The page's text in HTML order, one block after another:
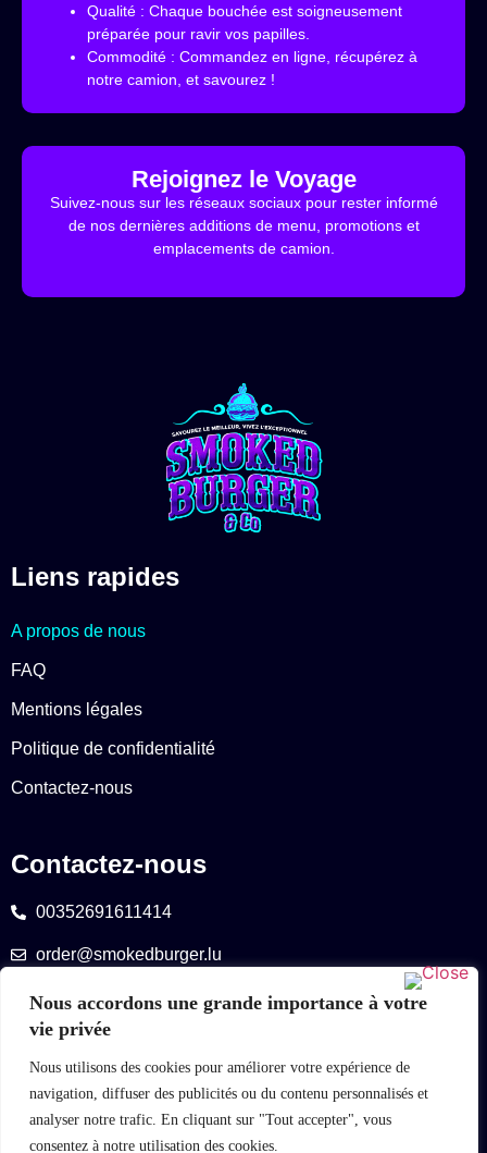
Nous accordons une grande importance à votre
vie privée
Nous utilisons des cookies pour améliorer votre expérience de
navigation, diffuser des publicités ou du contenu personnalisés et
analyser notre trafic. En cliquant sur "Tout accepter", vous
consentez à notre utilisation des cookies.
Qualité : Chaque bouchée est soigneusement
préparée pour ravir vos papilles.
Commodité : Commandez en ligne, récupérez à
notre camion, et savourez !
Rejoignez le Voyage
Suivez-nous sur les réseaux sociaux pour rester informé
de nos dernières additions de menu, promotions et
emplacements de camion.
Liens rapides
A propos de nous
FAQ
Mentions légales
Politique de confidentialité
Contactez-nous
Contactez-nous
00352691611414
order@smokedburger.lu
Suivez-nous
Tous les prix sont affichés TTC